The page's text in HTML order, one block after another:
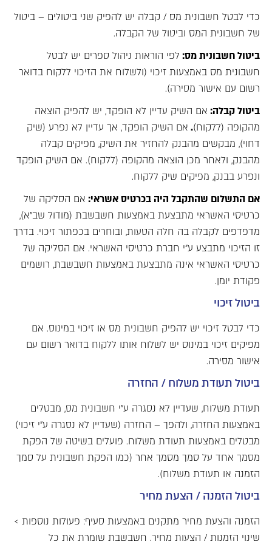
כדי לבטל חשבונית מס / קבלה יש להפיק שני ביטולים – ביטול
של חשבונית המס וביטול של הקבלה.
ביטול חשבונית מס: לפי הוראות ניהול ספרים יש לבטל
חשבונית מס באמצעות זיכוי (ולשלוח את הזיכוי ללקוח בדואר
רשום עם אישור מסירה).
ביטול קבלה: אם השיק עדיין לא הופקד, יש להפיק הוצאה
מהקופה (ללקוח). אם השיק הופקד, אך עדיין לא נפרע (שיק
דחוי), מבקשים מהבנק להחזיר את השיק, מפיקים קבלה
מהבנק, ולאחר מכן הוצאה מהקופה (ללקוח). אם השיק הופקד
ונפרע בבנק, מפיקים שיק ללקוח.
אם התשלום שהתקבל היה בכרטיס אשראי: אם הסליקה של
כרטיסי האשראי מתבצעת באמצעות חשבשבת (מודול שב"א),
מדפדפים לקבלה בה חלה הטעות, ובוחרים בכפתור זיכוי. בדרך
זו הזיכוי מתבצע ע"י חברת כרטיסי האשראי. אם הסליקה של
כרטיסי האשראי אינה מתבצעת באמצעות חשבשבת, רושמים
פקודת יומן.
ביטול זיכוי
כדי לבטל זיכוי יש להפיק חשבונית מס או זיכוי במינוס. אם
מפיקים זיכוי במינוס יש לשלוח אותו ללקוח בדואר רשום עם
אישור מסירה.
ביטול תעודת משלוח / החזרה
תעודת משלוח, שעדיין לא נסגרה ע"י חשבונית מס, מבטלים
באמצעות החזרה, ולהפך – החזרה (שעדיין לא נסגרה ע"י זיכוי)
מבטלים באמצעות תעודת משלוח. פועלים בשיטה של הפקת
מסמך אחד על סמך מסמך אחר (כמו הפקת חשבונית על סמך
הזמנה או תעודת משלוח).
ביטול הזמנה / הצעת מחיר
הזמנה והצעת מחיר מתקנים באמצעות סעיף: פעולות נוספות >
שינוי הזמנות / הצעות מחיר. חשבשבת שומרת את כל